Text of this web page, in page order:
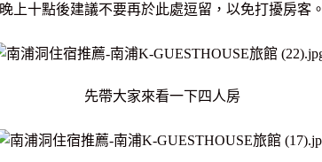
晚上十點後建議不要再於此處逗留，以免打擾房客。
先帶大家來看一下四人房